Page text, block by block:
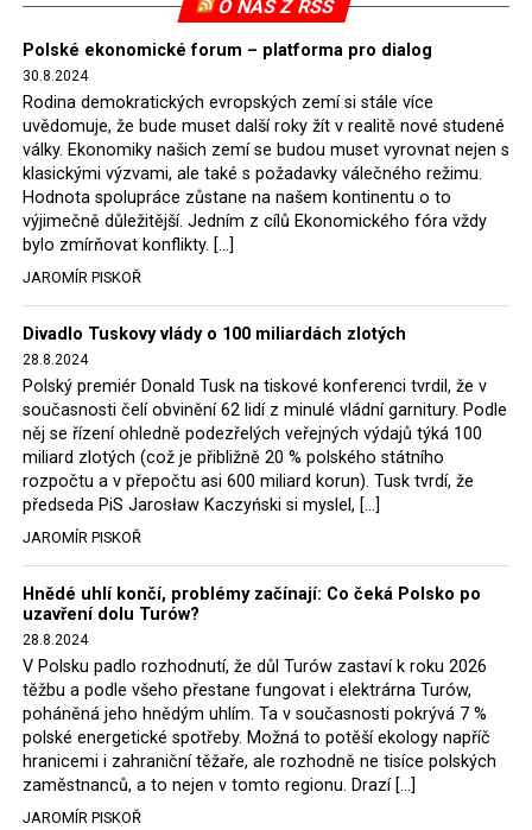
ruce a budou schopny financovat z nových úvěrů
zelenou energetiku a uhlí pro provoz dožívajících
elektráren budou nakupovat za určené ceny ze státních
dolů. Taková je energetická politika nové polské vlády.
Ostatně expert Onichimowski podotkl, že na evropském
trhu s elektřinou je jí dost a je levná.
Jaromír Piskoř
O NÁS Z RSS
Polské ekonomické forum – platforma pro dialog
30.8.2024
Rodina demokratických evropských zemí si stále více
uvědomuje, že bude muset další roky žít v realitě nové studené
války. Ekonomiky našich zemí se budou muset vyrovnat nejen s
klasickými výzvami, ale také s požadavky válečného režimu.
Hodnota spolupráce zůstane na našem kontinentu o to
výjimečně důležitější. Jedním z cílů Ekonomického fóra vždy
bylo zmírňovat konflikty. […]
JAROMÍR PISKOŘ
Divadlo Tuskovy vlády o 100 miliardách zlotých
28.8.2024
Polský premiér Donald Tusk na tiskové konferenci tvrdil, že v
současnosti čelí obvinění 62 lidí z minulé vládní garnitury. Podle
něj se řízení ohledně podezřelých veřejných výdajů týká 100
miliard zlotých (což je přibližně 20 % polského státního
rozpočtu a v přepočtu asi 600 miliard korun). Tusk tvrdí, že
předseda PiS Jarosław Kaczyński si myslel, […]
JAROMÍR PISKOŘ
Hnědé uhlí končí, problémy začínají: Co čeká Polsko po
uzavření dolu Turów?
28.8.2024
V Polsku padlo rozhodnutí, že důl Turów zastaví k roku 2026
těžbu a podle všeho přestane fungovat i elektrárna Turów,
poháněná jeho hnědým uhlím. Ta v současnosti pokrývá 7 %
polské energetické spotřeby. Možná to potěší ekology napříč
hranicemi i zahraniční těžaře, ale rozhodně ne tisíce polských
zaměstnanců, a to nejen v tomto regionu. Drazí […]
JAROMÍR PISKOŘ